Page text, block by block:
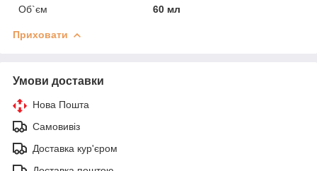
Об`єм
60 мл
Приховати
Умови доставки
Нова Пошта
Самовивіз
Доставка кур'єром